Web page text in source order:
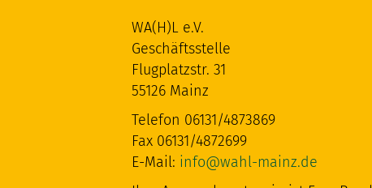
WA(H)L e.V.
Geschäftsstelle
Flugplatzstr. 31
55126 Mainz
Telefon 06131/4873869
Fax 06131/4872699
E-Mail: info@wahl-mainz.de